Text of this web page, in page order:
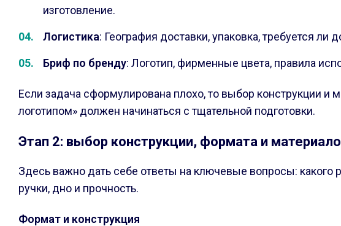
изготовление.
Логистика: География доставки, упаковка, требуется ли
Бриф по бренду: Логотип, фирменные цвета, правила
Если задача сформулирована плохо, то выбор конструкции
логотипом» должен начинаться с тщательной подготовки.
Этап 2: выбор конструкции, формата и
Здесь важно дать себе ответы на ключевые вопросы: какого
ручки, дно и прочность.
Формат и конструкция